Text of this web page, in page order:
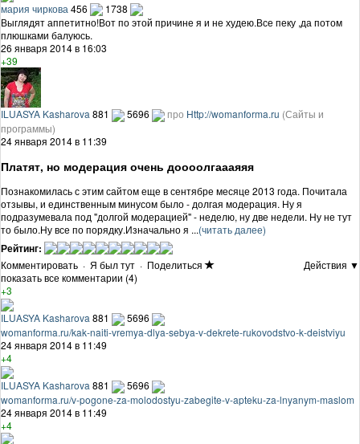
мария чиркова 456
1738
Выглядят аппетитно!Вот по этой причине я и не худею.Все пеку ,да потом
плюшками балуюсь.
26 января 2014 в 16:03
+39
ILUASYA Kasharova 881 5696 про Http://womanforma.ru (Сайты и
программы)
24 января 2014 в 11:39
Платят, но модерация очень доооолгаааяяя
Познакомилась с этим сайтом еще в сентябре месяце 2013 года. Почитала
отзывы, и единственным минусом было - долгая модерация. Ну я
подразумевала под "долгой модерацией" - неделю, ну две недели. Ну не тут
то было.Ну все по порядку.Изначально я ...(читать далее)
Рейтинг:
Комментировать · Я был тут · Поделиться
Действия ▼
показать все комментарии (4)
+3
ILUASYA Kasharova 881
5696
womanforma.ru/kak-naiti-vremya-dlya-sebya-v-dekrete-rukovodstvo-k-deistviyu
24 января 2014 в 11:49
+4
ILUASYA Kasharova 881
5696
womanforma.ru/v-pogone-za-molodostyu-zabegite-v-apteku-za-lnyanym-maslom
24 января 2014 в 11:49
+4